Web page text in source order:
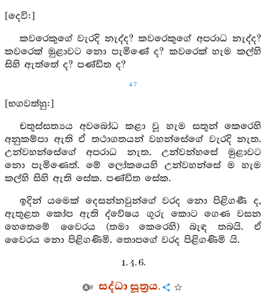
[දෙවි:]
කවරෙකුගේ වැරදි නැද්ද? කවරෙකුගේ අපරාධ නැද්ද?
කවරෙක් මුළාවට නො පැමිණේ ද? කවරෙක් හැම කල්හි
සිහි ඇත්තේ ද? පණ්ඩිත ද?
47
[භගවත්හු:]
චතුස්සත්‍යය අවබෝධ කළා වූ හැම සතුන් කෙරෙහි
අනුකම්පා ඇති ඒ තථාගතයන් වහන්සේගේ වැරදි නැත.
උන්වහන්සේගේ අපරාධ නැත. උන්වන්හසේ මුළාවට
නො පැමිණෙත්. මේ ලෝකයෙහි උන්වහන්සේ ම හැම
කල්හි සිහි ඇති සේක. පණ්ඩිත සේක.
ඉදින් යමෙක් දෙසන්නවුන්ගේ වරද නො පිළිගණී ද,
ඇතුළත කෝප ඇති ද්වේෂය ගුරු කොට ගෙණ වසන
හෙතෙමේ වෛරය (තමා කෙරෙහි) බැඳ තබයි. ඒ
වෛරය නො පිළිගණිමි. තොපගේ වරද පිළිගණිමි යි.
1. 4. 6.
සද්ධා සූත්‍රය.